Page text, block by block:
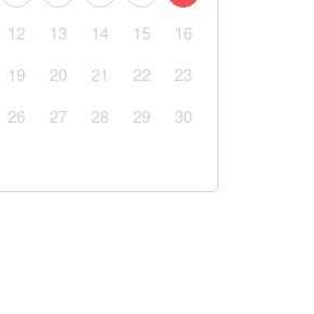
12 13 14 15
16
19 20 21 22
23
26 27 28 29
30